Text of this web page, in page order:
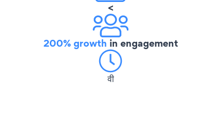
<
200% growth in engagement
वी